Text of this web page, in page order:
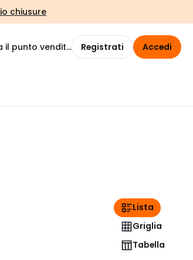
chiusure
il punto vendita Registrati Accedi
Lista
Griglia
Tabella